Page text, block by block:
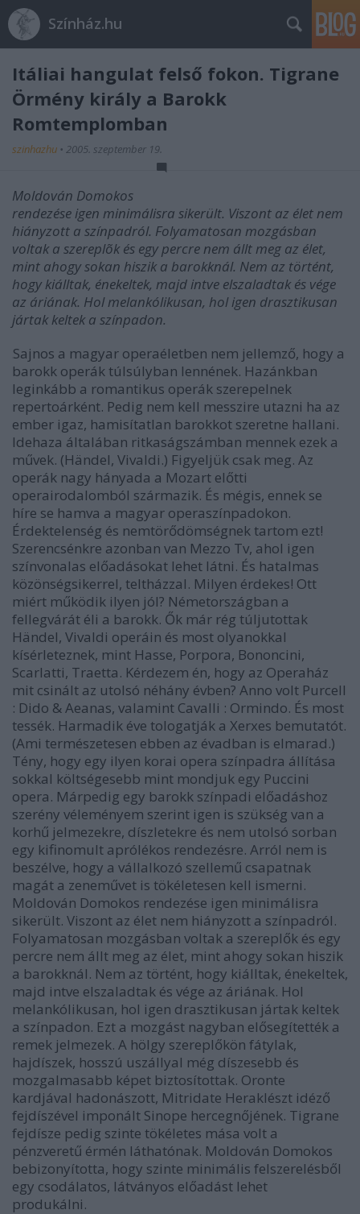
Színház.hu
Itáliai hangulat felső fokon. Tigrane
Örmény király a Barokk
Romtemplomban
szinhazhu • 2005. szeptember 19.
Moldován Domokos
rendezése igen minimálisra sikerült. Viszont az élet nem
hiányzott a színpadról. Folyamatosan mozgásban
voltak a szereplõk és egy percre nem állt meg az élet,
mint ahogy sokan hiszik a barokknál. Nem az történt,
hogy kiálltak, énekeltek, majd intve elszaladtak és vége
az áriának. Hol melankólikusan, hol igen drasztikusan
jártak keltek a színpadon.
Sajnos a magyar operaéletben nem jellemző, hogy a
barokk operák túlsúlyban lennének. Hazánkban
leginkább a romantikus operák szerepelnek
repertoárként. Pedig nem kell messzire utazni ha az
ember igaz, hamisítatlan barokkot szeretne hallani.
Idehaza általában ritkaságszámban mennek ezek a
művek. (Händel, Vivaldi.) Figyeljük csak meg. Az
operák nagy hányada a Mozart előtti
operairodalomból származik. És mégis, ennek se
híre se hamva a magyar operaszínpadokon.
Érdektelenség és nemtörődömségnek tartom ezt!
Szerencsénkre azonban van Mezzo Tv, ahol igen
színvonalas előadásokat lehet látni. És hatalmas
közönségsikerrel, teltházzal. Milyen érdekes! Ott
miért működik ilyen jól? Németországban a
fellegvárát éli a barokk. Ők már rég túljutottak
Händel, Vivaldi operáin és most olyanokkal
kísérleteznek, mint Hasse, Porpora, Bononcini,
Scarlatti, Traetta. Kérdezem én, hogy az Operaház
mit csinált az utolsó néhány évben? Anno volt Purcell
: Dido & Aeanas, valamint Cavalli : Ormindo. És most
tessék. Harmadik éve tologatják a Xerxes bemutatót.
(Ami természetesen ebben az évadban is elmarad.)
Tény, hogy egy ilyen korai opera színpadra állítása
sokkal költségesebb mint mondjuk egy Puccini
opera. Márpedig egy barokk színpadi előadáshoz
szerény véleményem szerint igen is szükség van a
korhű jelmezekre, díszletekre és nem utolsó sorban
egy kifinomult aprólékos rendezésre. Arról nem is
beszélve, hogy a vállalkozó szellemű csapatnak
magát a zeneművet is tökéletesen kell ismerni.
Moldován Domokos rendezése igen minimálisra
sikerült. Viszont az élet nem hiányzott a színpadról.
Folyamatosan mozgásban voltak a szereplők és egy
percre nem állt meg az élet, mint ahogy sokan hiszik
a barokknál. Nem az történt, hogy kiálltak, énekeltek,
majd intve elszaladtak és vége az áriának. Hol
melankólikusan, hol igen drasztikusan jártak keltek
a színpadon. Ezt a mozgást nagyban elősegítették a
remek jelmezek. A hölgy szereplőkön fátylak,
hajdíszek, hosszú uszállyal még díszesebb és
mozgalmasabb képet biztosítottak. Oronte
kardjával hadonászott, Mitridate Heraklészt idéző
fejdíszével imponált Sinope hercegnőjének. Tigrane
fejdísze pedig szinte tökéletes mása volt a
pénzveretű érmén láthatónak. Moldován Domokos
bebizonyította, hogy szinte minimális felszerelésből
egy csodálatos, látványos előadást lehet
produkálni.